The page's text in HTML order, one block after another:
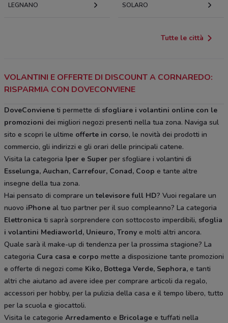
LEGNANO SOLARO
Tutte le città
VOLANTINI E OFFERTE DI DISCOUNT A CORNAREDO:
RISPARMIA CON DOVECONVIENE
DoveConviene ti permette di sfogliare i volantini online con le
promozioni dei migliori negozi presenti nella tua zona. Naviga sul
sito e scopri le ultime offerte in corso, le novità dei prodotti in
commercio, gli indirizzi e gli orari delle principali catene.
Visita la categoria Iper e Super per sfogliare i volantini di
Esselunga, Auchan, Carrefour, Conad, Coop e tante altre
insegne della tua zona.
Hai pensato di comprare untelevisore full HD? Vuoi regalare un
nuovo iPhone al tuo partner per il suo compleanno? La categoria
Elettronica ti saprà sorprendere con sottocosto imperdibili, sfoglia
i volantini Mediaworld, Unieuro, Trony e molti altri ancora.
Quale sarà il make-up di tendenza per la prossima stagione? La
categoria Cura casa e corpo mette a disposizione tante promozioni
e offerte di negozi come Kiko, Bottega Verde, Sephora, e tanti
altri che aiutano ad avere idee per comprare articoli da regalo,
accessori per hobby, per la pulizia della casa e il tempo libero, tutto
per la scuola e giocattoli.
Visita le categorie Arredamento e Bricolage e tuffati nella